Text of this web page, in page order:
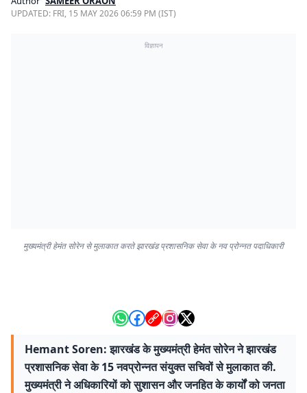
UPDATED: FRI, 15 MAY 2026 06:59 PM (IST)
विज्ञापन
मुख्यमंत्री हेमंत सोरेन से मुलाकात करते झारखंड प्रशासनिक सेवा के नव प्रोन्नत पदाधिकारी
Hemant Soren: झारखंड के मुख्यमंत्री हेमंत सोरेन ने झारखंड
प्रशासनिक सेवा के 15 नवप्रोन्नत संयुक्त सचिवों से मुलाकात की.
मुख्यमंत्री ने अधिकारियों को सुशासन और जनहित के कार्यों को जनता